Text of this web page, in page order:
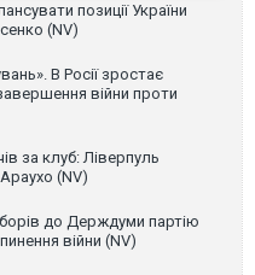
позиції України
(NV)
В Росії зростає
війни проти
за клуб: Ліверпуль
(NV)
до Держдуми партію
війни (NV)